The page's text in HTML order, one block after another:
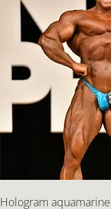
Hologram